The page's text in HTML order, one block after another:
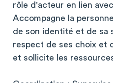
rôle d'acteur en lien
Accompagne la
de son identité et de sa
respect de ses choix et
et sollicite les